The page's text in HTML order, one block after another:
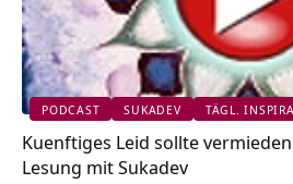
PODCAST SUKADEV TÄGL.
Kuenftiges Leid sollte
Lesung mit Sukadev